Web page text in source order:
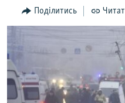
Перейти
до
ПОГЛЯД
ВСЕ ЗА ДЕНЬ
СПЕЦПРОЕКТИ
ДЕПОРТАЦІЯ
ЯК ОБІЙТИ БЛОКУВАННЯ
Поділитись